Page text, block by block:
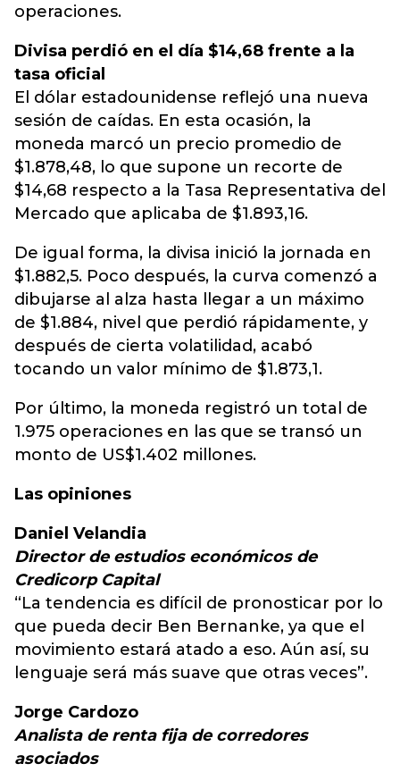
operaciones.
Divisa perdió en el día $14,68 frente a la
tasa oficial
El dólar estadounidense reflejó una nueva
sesión de caídas. En esta ocasión, la
moneda marcó un precio promedio de
$1.878,48, lo que supone un recorte de
$14,68 respecto a la Tasa Representativa del
Mercado que aplicaba de $1.893,16.
De igual forma, la divisa inició la jornada en
$1.882,5. Poco después, la curva comenzó a
dibujarse al alza hasta llegar a un máximo
de $1.884, nivel que perdió rápidamente, y
después de cierta volatilidad, acabó
tocando un valor mínimo de $1.873,1.
Por último, la moneda registró un total de
1.975 operaciones en las que se transó un
monto de US$1.402 millones.
Las opiniones
Daniel Velandia
Director de estudios económicos de
Credicorp Capital
“La tendencia es difícil de pronosticar por lo
que pueda decir Ben Bernanke, ya que el
movimiento estará atado a eso. Aún así, su
lenguaje será más suave que otras veces”.
Jorge Cardozo
Analista de renta fija de corredores
asociados